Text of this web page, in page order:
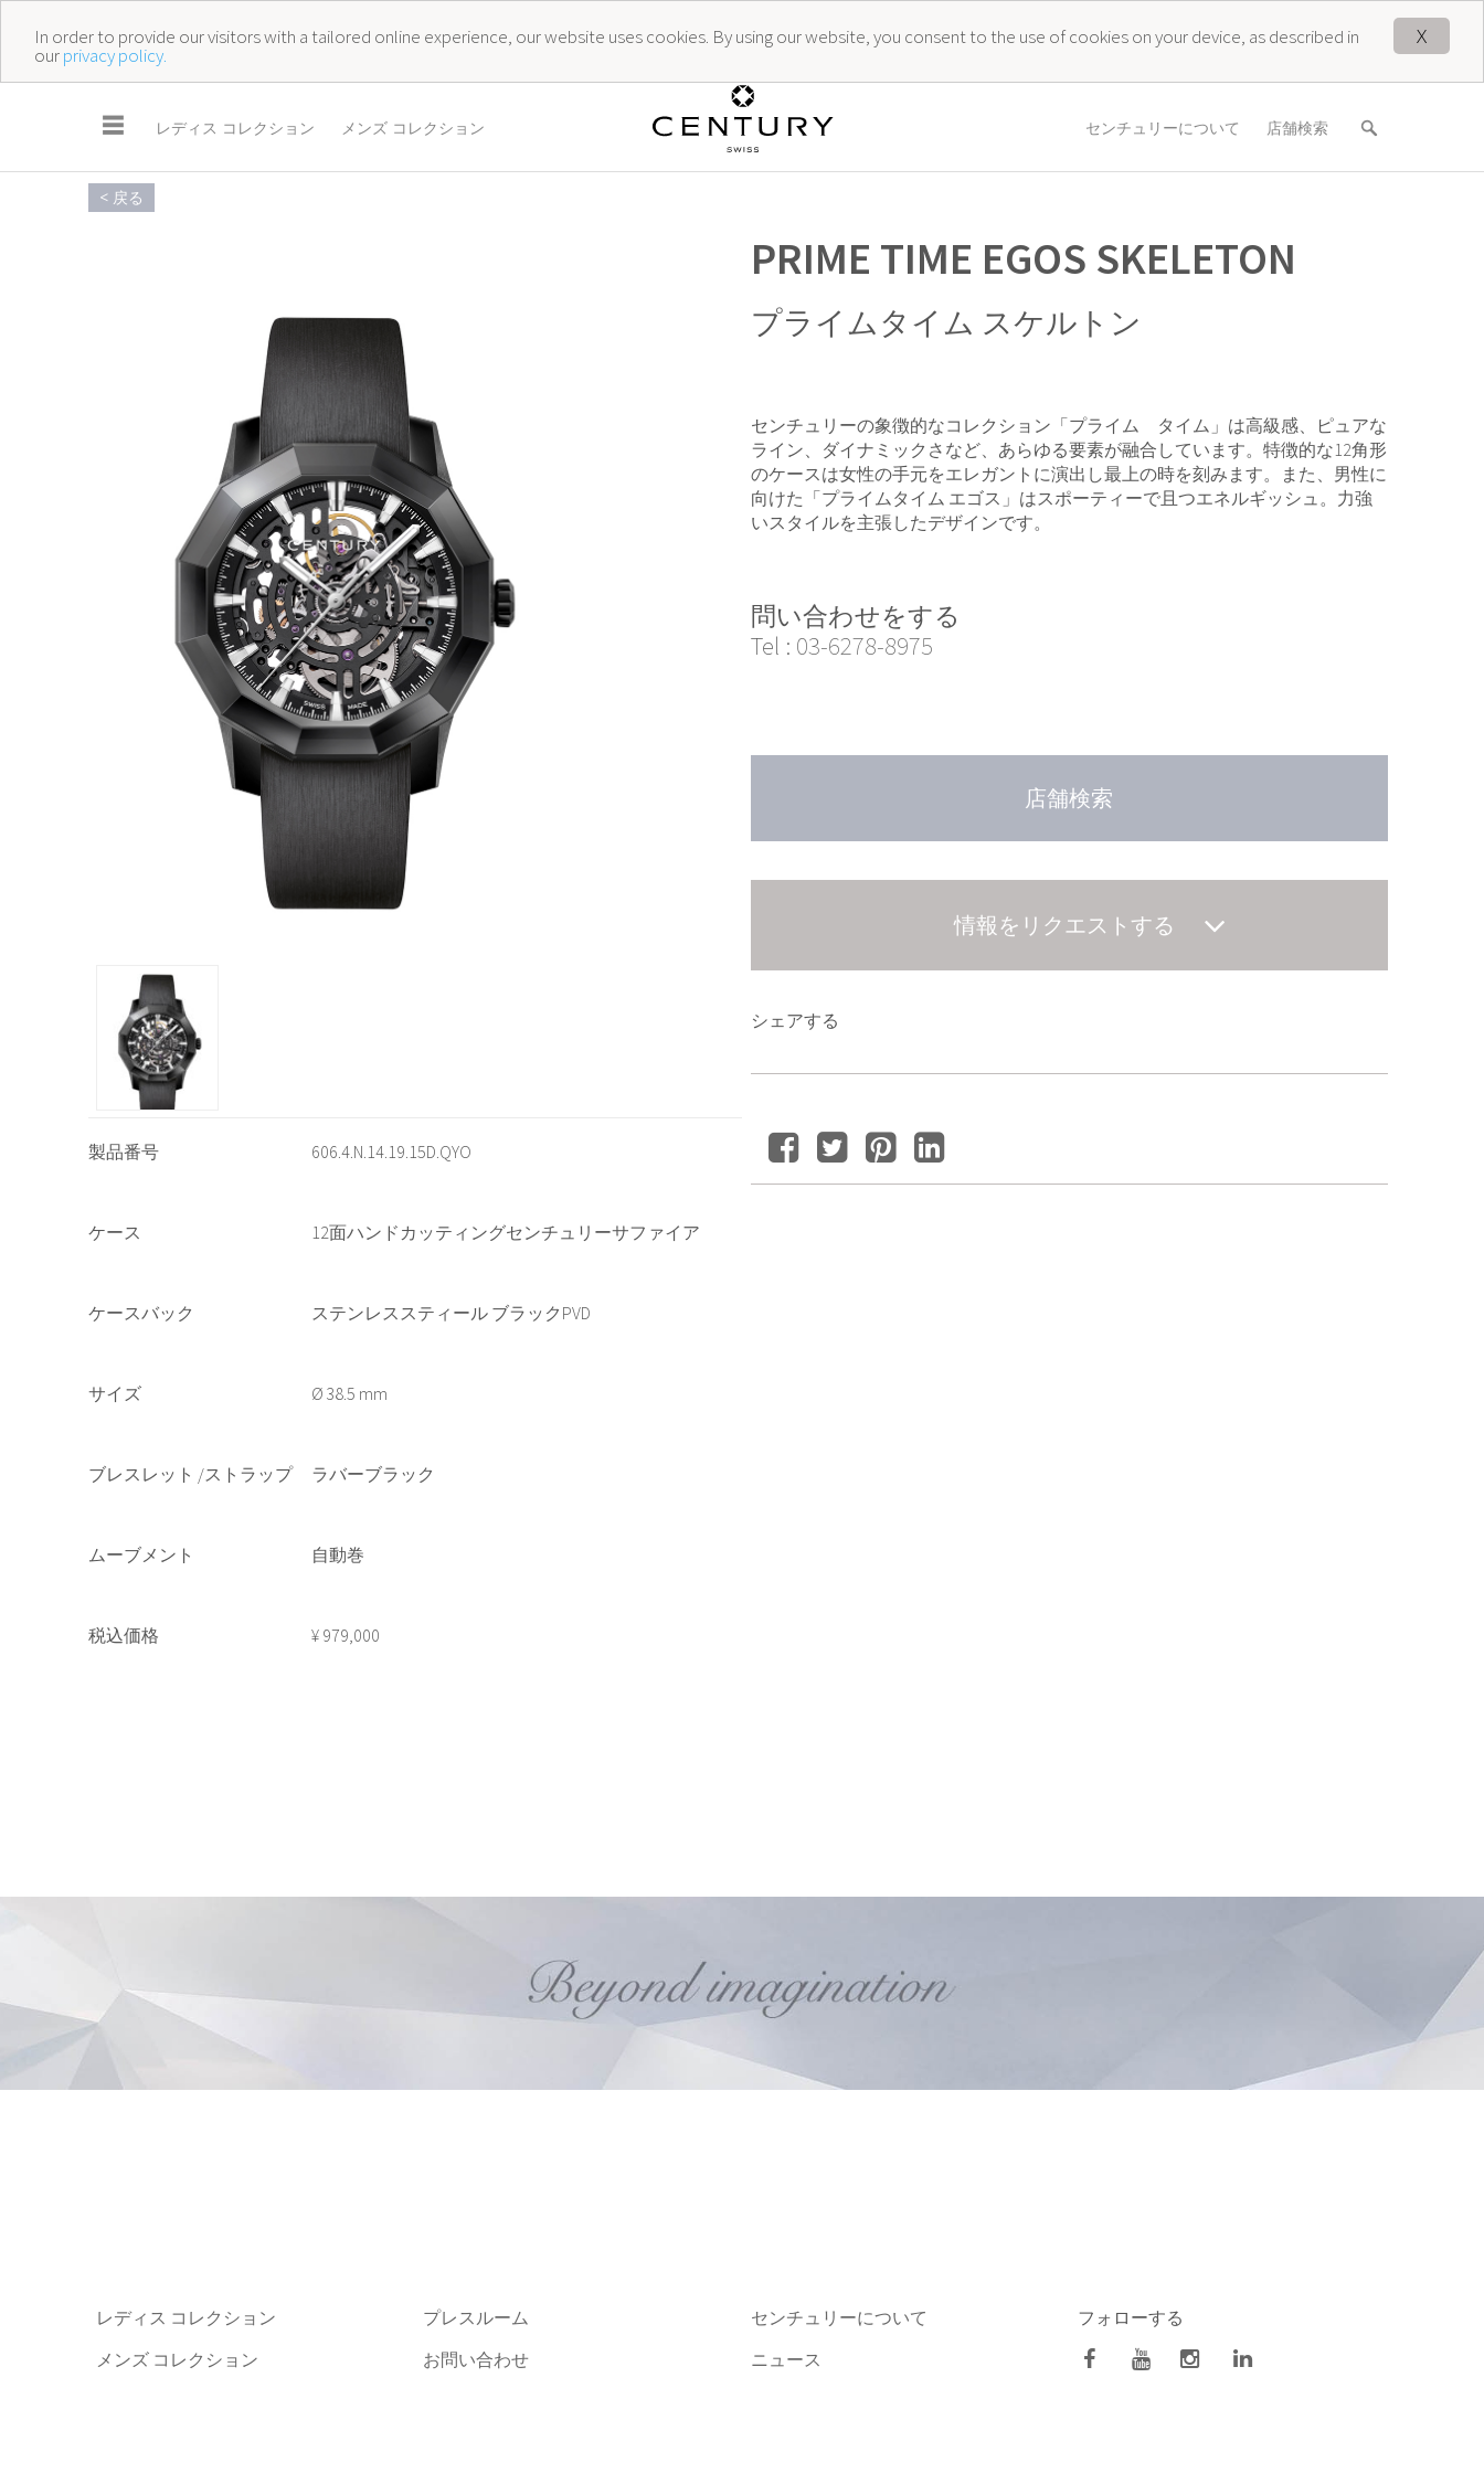
X
In order to provide our visitors with a tailored online experience, our website uses cookies. By using our website, you consent to the use of cookies on your device, as described in
ourprivacy policy.
☰ レディス コレクション メンズ コレクション センチュリーについて 店舗検索
< 戻る
製品番号 606.4.N.14.19.15D.QYO
ケース 12面ハンドカッティングセンチュリーサファイア
ケースバック ステンレススティール ブラックPVD
サイズ 38.5 mm
ブレスレット /ストラップ ラバーブラック
ムーブメント 自動巻
税込価格 ¥ 979,000
PRIME TIME EGOS SKELETON
プライムタイム スケルトン
センチュリーの象徴的なコレクション「プライム タイム」は高級感、ピュアな
ライン、ダイナミックさなど、あらゆる要素が融合しています。特徴的な12角形
のケースは女性の手元をエレガントに演出し最上の時を刻みます。また、男性に
向けた「プライムタイム エゴス」はスポーティーで且つエネルギッシュ。力強
いスタイルを主張したデザインです。
問い合わせをする
Tel : 03-6278-8975
店舗検索
情報をリクエストする
シェアする
レディス コレクション
メンズ コレクション
プレスルーム
お問い合わせ
センチュリーについて
ニュース
フォローする
facebookYoutubeInstagram